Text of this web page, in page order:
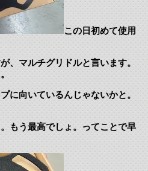
この日初めて使用
、マルチグリドルと言います。
に向いているんじゃないかと。
もう最高でしょ。ってことで早